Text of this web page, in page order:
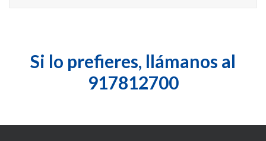
Si lo prefieres, llámanos al
917812700